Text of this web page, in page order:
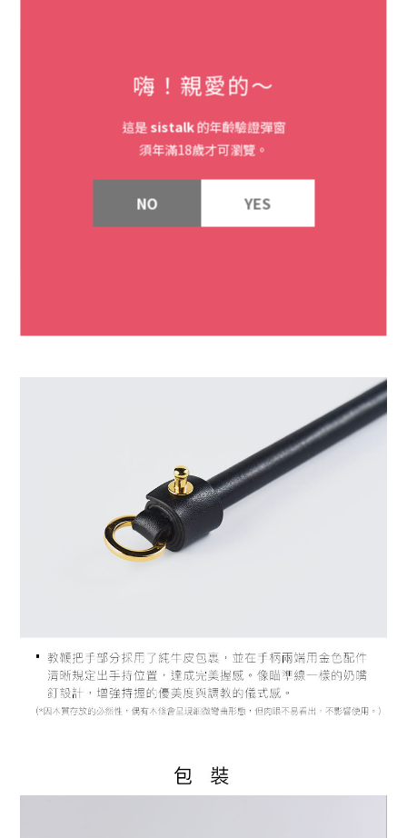
嗨！親愛的～
這是 sistalk的年齡驗證彈窗
須年滿18歲才可瀏覽。
NO YES